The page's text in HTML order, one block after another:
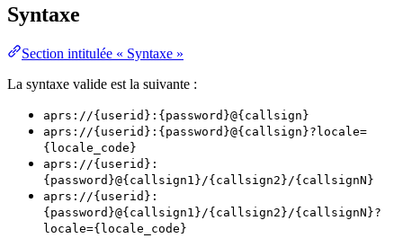
Syntaxe
Section intitulée « Syntaxe »
La syntaxe valide est la suivante :
aprs://{userid}:{password}@{callsign}
aprs://{userid}:{password}@{callsign}?locale=
{locale_code}
aprs://{userid}:
{password}@{callsign1}/{callsign2}/{callsignN}
aprs://{userid}:
{password}@{callsign1}/{callsign2}/{callsignN}?
locale={locale_code}